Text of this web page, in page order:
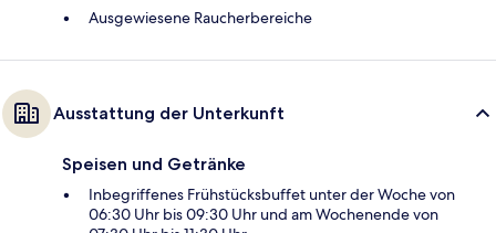
Ausgewiesene Raucherbereiche
Ausstattung der Unterkunft
Speisen und Getränke
Inbegriffenes Frühstücksbuffet unter der Woche von
06:30 Uhr bis 09:30 Uhr und am Wochenende von